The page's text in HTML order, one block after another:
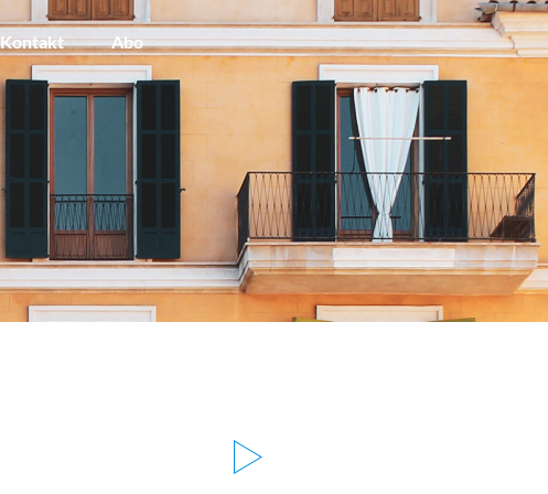
Kontakt Abo